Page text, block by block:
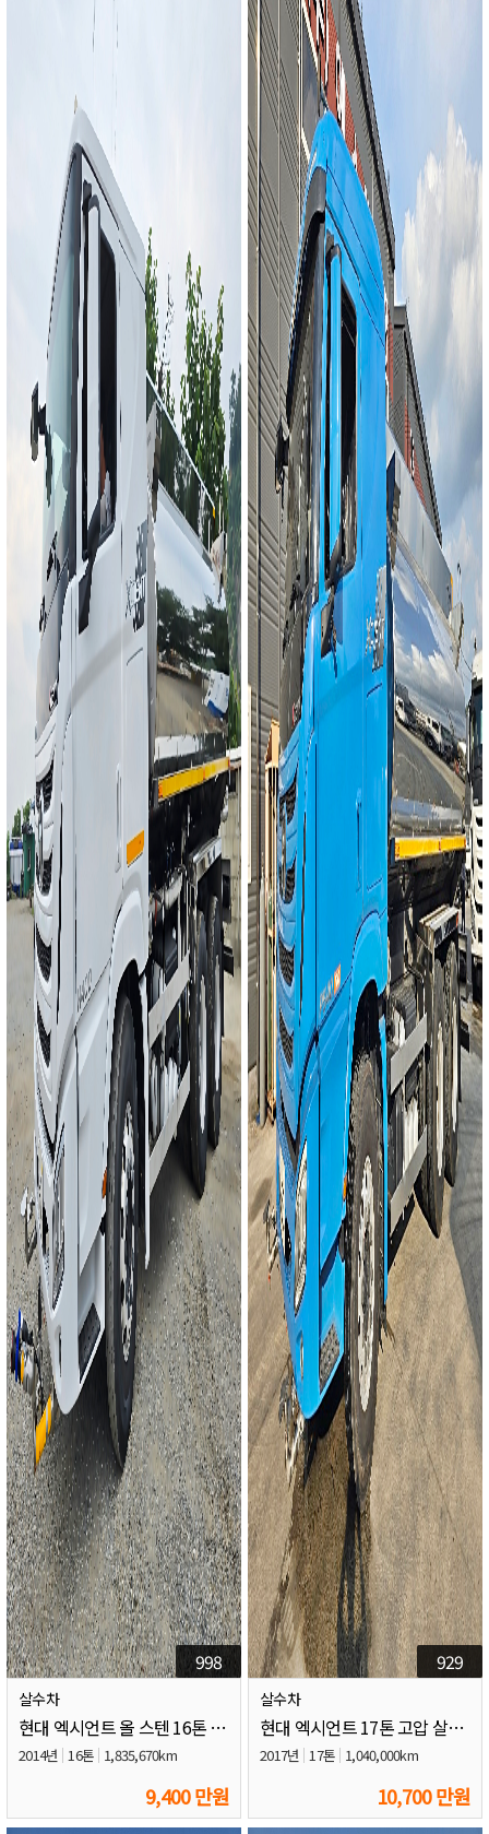
998
살수차
현대 엑시언트 올 스텐 16톤 살수차
2014년 16톤 1,835,670km
9,400 만원
929
살수차
현대 엑시언트 17톤 고압 살수차
2017년 17톤 1,040,000km
10,700 만원